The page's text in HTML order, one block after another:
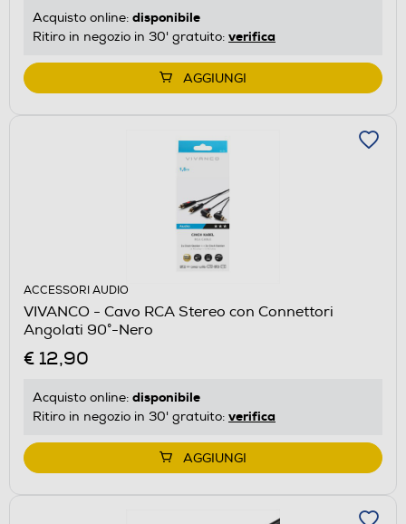
Acquisto online: disponibile
Ritiro in negozio in 30' gratuito: verifica
AGGIUNGI
ACCESSORI AUDIO
VIVANCO - Cavo RCA Stereo con Connettori
Angolati 90°-Nero
€ 12,90
Acquisto online: disponibile
Ritiro in negozio in 30' gratuito: verifica
AGGIUNGI